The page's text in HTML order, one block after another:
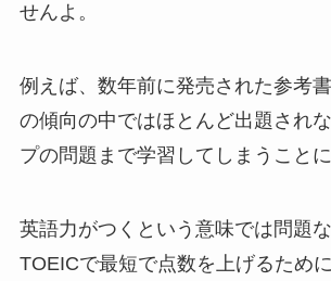
せんよ。
例えば、数年前に発売された参考
の傾向の中ではほとんど出題され
プの問題まで学習してしまうことに
英語力がつくという意味では問題な
TOEICで最短で点数を上げるため